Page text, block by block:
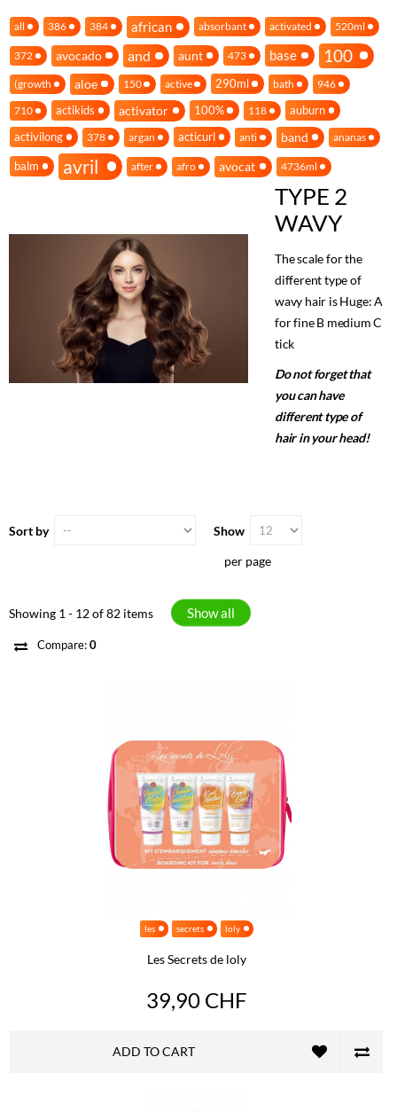
all 386 384 african absorbant activated 520ml
372 avocado and aunt 473 base 100
(growth aloe 150 active 290ml bath
946
710
actikids activator 100% 118
auburn
activilong
378 argan acticurl anti band ananas
balm avril after afro avocat 4736ml
TYPE 2
WAVY
The scale for the
different type of
wavy hair is Huge: A
for fine B medium C
tick
Do not forget that
you can have
different type of
hair in your head!
Sort by
Show
per page
Showing 1 - 12 of 82 items Show all
Compare:0
les secrets loly
Les Secrets de loly
39,90 CHF
ADD TO CART